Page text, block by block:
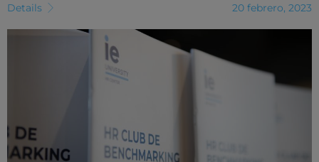
Details 20 febrero, 2023